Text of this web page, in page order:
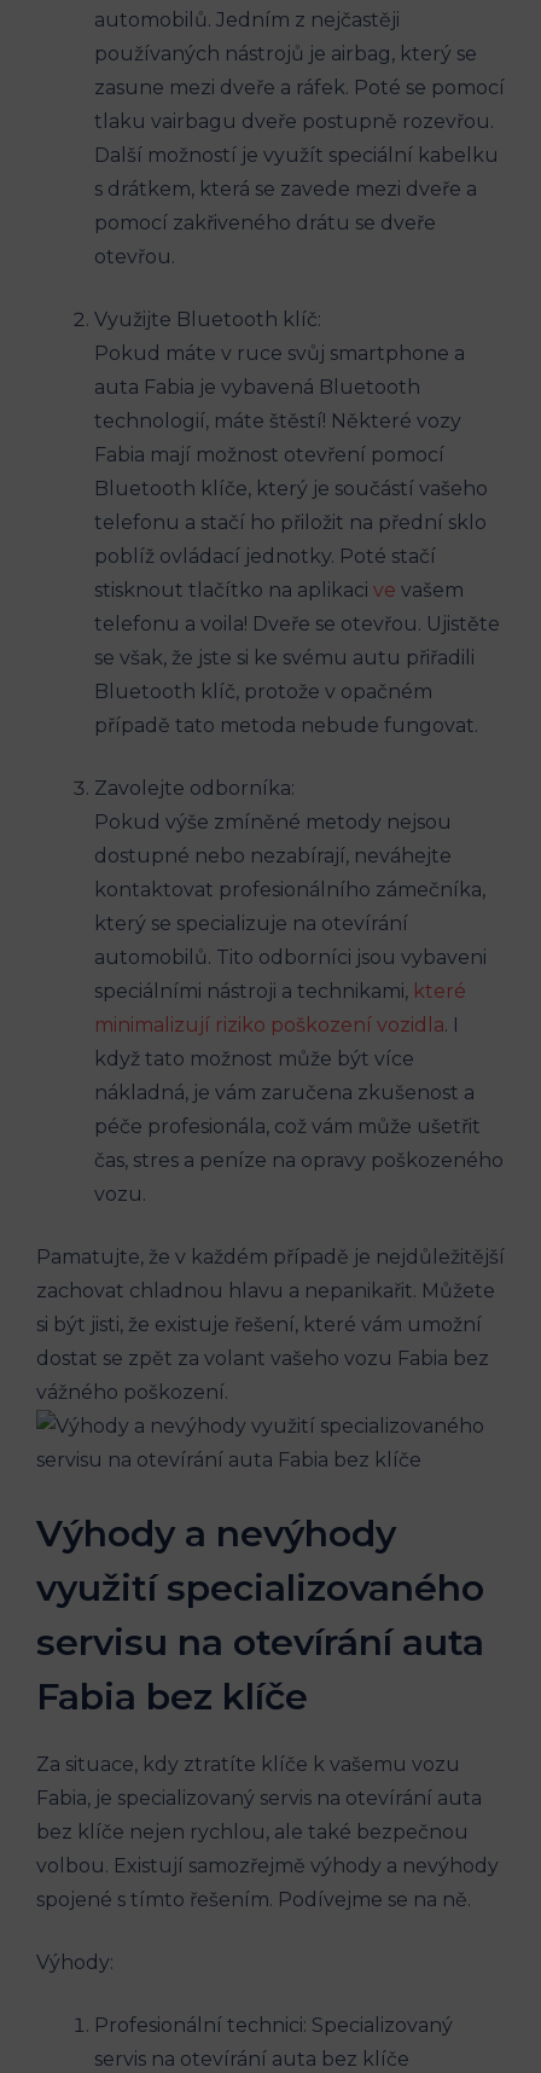
automobilů. Jedním z nejčastěji
používaných nástrojů je airbag,​ který se‍
zasune mezi dveře a ráfek. Poté se pomocí
tlaku vairbagu dveře postupně rozevřou.
⁣Další⁤ možností je využít​ speciální ⁣kabelku
s ⁢drátkem, která se ‍zavede mezi dveře a
pomocí zakřiveného drátu se dveře
otevřou.
Využijte Bluetooth klíč:
Pokud máte v ruce ​svůj smartphone a
auta Fabia je vybavená Bluetooth
technologií, máte štěstí! Některé vozy
Fabia mají možnost otevření pomocí
Bluetooth klíče, který‍ je součástí vašeho
telefonu a stačí ho přiložit‌ na přední sklo​
poblíž ovládací jednotky. Poté stačí
stisknout tlačítko​ na aplikaci ve vašem
telefonu a voila! Dveře se ​otevřou. Ujistěte
se však, že ⁢jste‍ si ke svému autu přiřadili
Bluetooth klíč, protože v opačném
případě tato metoda nebude fungovat. ⁤
Zavolejte odborníka:
Pokud výše⁤ zmíněné metody⁤ nejsou
dostupné nebo nezabírají, neváhejte
kontaktovat profesionálního zámečníka,‍
který se specializuje na otevírání⁤
automobilů. Tito odborníci jsou vybaveni
speciálními nástroji ⁤a technikami, které
minimalizují riziko poškození vozidla. I
když tato možnost může být více‌
nákladná, je vám zaručena zkušenost a
péče profesionála, což vám‍ může ušetřit​
čas, stres a peníze na opravy poškozeného
vozu.
Pamatujte, že v každém případě je nejdůležitější
zachovat chladnou‌ hlavu a nepanikařit. Můžete
si být jisti, že​ existuje řešení, které vám umožní
dostat se zpět za volant vašeho vozu ‌Fabia bez
vážného poškození.
Výhody​ a nevýhody
využití specializovaného
servisu na otevírání auta
Fabia bez klíče
Za situace, kdy ztratíte klíče k vašemu vozu
Fabia, je specializovaný servis na otevírání auta
bez klíče nejen rychlou, ale také bezpečnou
volbou. Existují samozřejmě výhody a⁤ nevýhody
spojené‍ s tímto řešením.​ Podívejme​ se na ně.
Výhody:
Profesionální technici: Specializovaný
servis na⁤ otevírání auta bez klíče